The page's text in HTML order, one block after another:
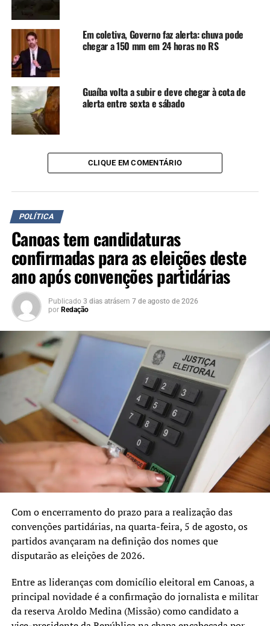
TÓPICOS RELACIONADOS:
BIBO NUNES
CÂMARA DOS DEPUTADOS
EMENDA
ENCHENTE
PEC DOS DESASTRES
RIO GRANDE DO SUL
A SEGUIR UP
Jairo Jorge se reúne com governador e pede apoio em R$
394 milhões para Canoas
NÃO SE ESQUEÇA
Câmara de Vereadores de Canoas recebe o deputado Luiz
Carlos Busato em grande expediente sobre enchentes
Em coletiva, Governo faz alerta: chuva pode
chegar a 150 mm em 24 horas no RS
Guaíba volta a subir e deve chegar à cota de
alerta entre sexta e sábado
CLIQUE EM COMENTÁRIO
POLÍTICA
Canoas tem candidaturas
confirmadas para as eleições deste
ano após convenções partidárias
Publicado 3 dias atrásem 7 de agosto de 2026
por Redação
Com o encerramento do prazo para a realização das
convenções partidárias, na quarta-feira, 5 de agosto, os
partidos avançaram na definição dos nomes que
disputarão as eleições de 2026.
Entre as lideranças com domicílio eleitoral em Canoas, a
principal novidade é a confirmação do jornalista e militar
da reserva Aroldo Medina (Missão) como candidato a